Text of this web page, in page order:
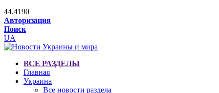
44.4190
Авторизация
Поиск
UA
ВСЕ РАЗДЕЛЫ
Главная
Украина
Все новости раздела